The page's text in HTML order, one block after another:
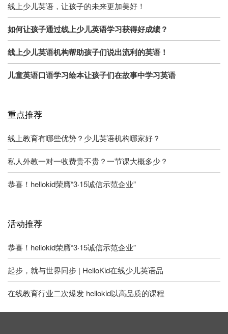
线上少儿英语，让孩子的未来更加美好！
如何让孩子通过线上少儿英语学习获得好成绩？
线上少儿英语机构帮助孩子们说出流利的英语！
儿童英语口语学习绘本让孩子们在故事中学习英语
重点推荐
线上教育有哪些优势？少儿英语机构哪家好？
私人外教一对一收费贵不贵？一节课大概多少？
恭喜！hellokid荣膺“3·15诚信示范企业”
活动推荐
恭喜！hellokid荣膺“3·15诚信示范企业”
起步，就与世界同步 | HelloKid在线少儿英语品
在线教育行业二次爆发 hellokid以高品质的课程